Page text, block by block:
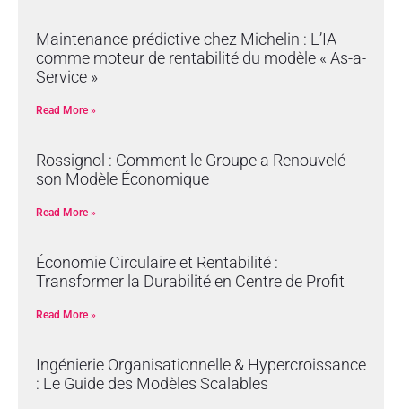
Maintenance prédictive chez Michelin : L’IA
comme moteur de rentabilité du modèle « As-a-
Service »
Read More »
Rossignol : Comment le Groupe a Renouvelé
son Modèle Économique
Read More »
Économie Circulaire et Rentabilité :
Transformer la Durabilité en Centre de Profit
Read More »
Ingénierie Organisationnelle & Hypercroissance
: Le Guide des Modèles Scalables